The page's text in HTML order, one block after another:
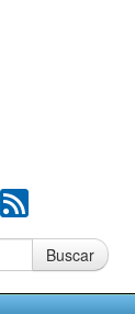
Buscar